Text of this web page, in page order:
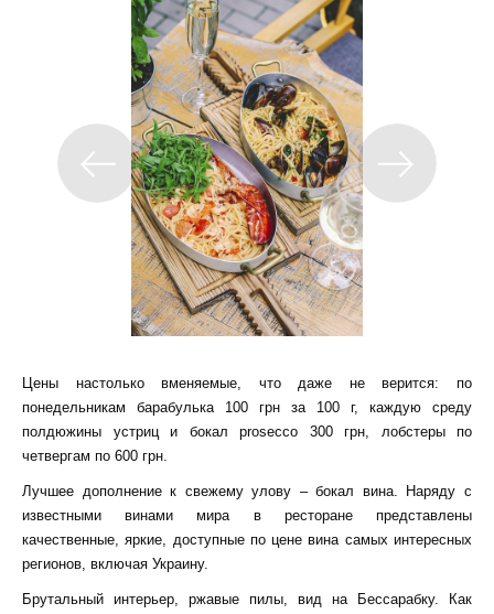
Цены настолько вменяемые, что даже не верится: по
понедельникам барабулька 100 грн за 100 г, каждую среду
полдюжины устриц и бокал prosecco 300 грн, лобстеры по
четвергам по 600 грн.
Лучшее дополнение к свежему улову – бокал вина. Наряду с
известными винами мира в ресторане представлены
качественные, яркие, доступные по цене вина самых интересных
регионов, включая Украину.
Брутальный интерьер, ржавые пилы, вид на Бессарабку. Как